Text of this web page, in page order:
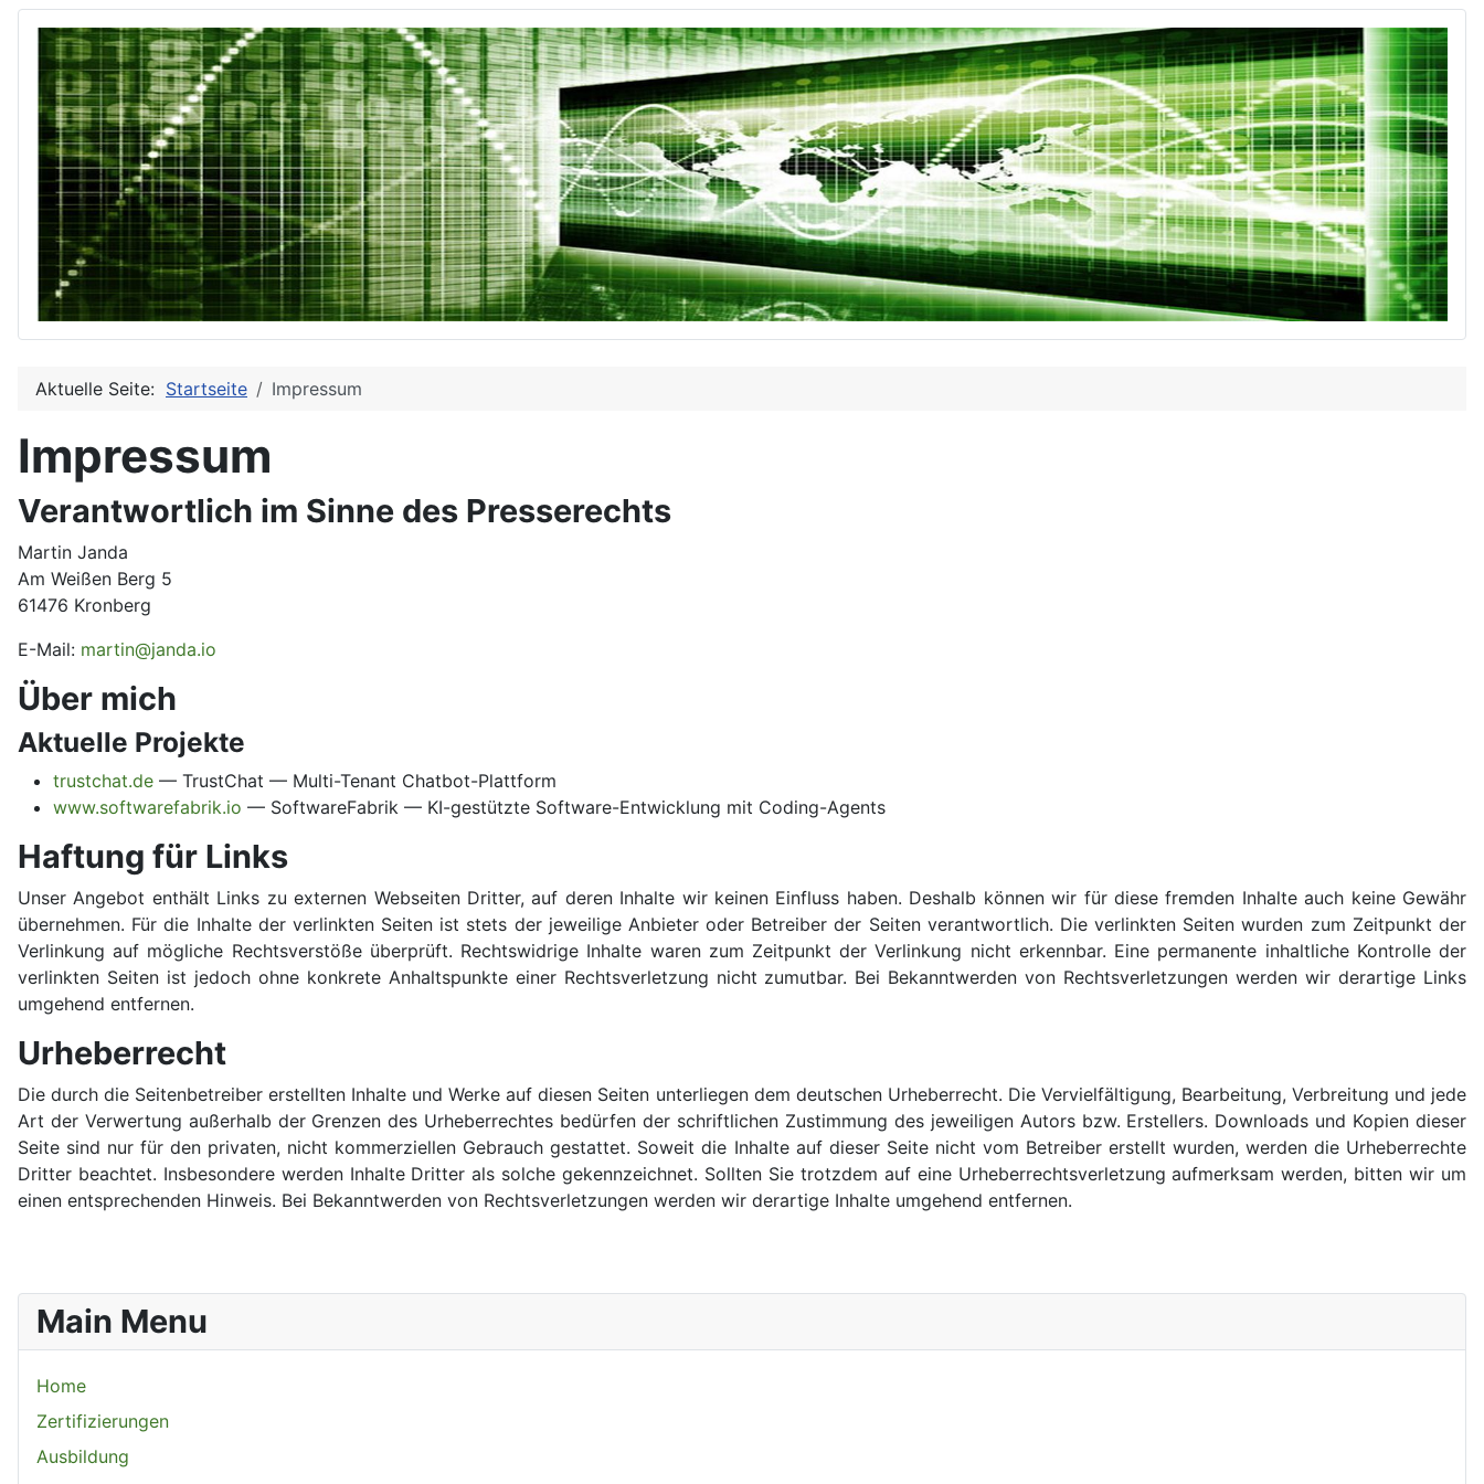
Aktuelle Seite: Startseite Impressum
Impressum
Verantwortlich im Sinne des Presserechts
Martin Janda
Am Weißen Berg 5
61476 Kronberg
E-Mail: martin@janda.io
Über mich
Aktuelle Projekte
trustchat.de — TrustChat — Multi-Tenant Chatbot-Plattform
www.softwarefabrik.io — SoftwareFabrik — KI-gestützte Software-Entwicklung mit Coding-Agents
Haftung für Links
Unser Angebot enthält Links zu externen Webseiten Dritter, auf deren Inhalte wir keinen Einfluss haben. Deshalb können wir für diese fremden Inhalte auch keine Gewähr
übernehmen. Für die Inhalte der verlinkten Seiten ist stets der jeweilige Anbieter oder Betreiber der Seiten verantwortlich. Die verlinkten Seiten wurden zum Zeitpunkt der
Verlinkung auf mögliche Rechtsverstöße überprüft. Rechtswidrige Inhalte waren zum Zeitpunkt der Verlinkung nicht erkennbar. Eine permanente inhaltliche Kontrolle der
verlinkten Seiten ist jedoch ohne konkrete Anhaltspunkte einer Rechtsverletzung nicht zumutbar. Bei Bekanntwerden von Rechtsverletzungen werden wir derartige Links
umgehend entfernen.
Urheberrecht
Die durch die Seitenbetreiber erstellten Inhalte und Werke auf diesen Seiten unterliegen dem deutschen Urheberrecht. Die Vervielfältigung, Bearbeitung, Verbreitung und jede
Art der Verwertung außerhalb der Grenzen des Urheberrechtes bedürfen der schriftlichen Zustimmung des jeweiligen Autors bzw. Erstellers. Downloads und Kopien dieser
Seite sind nur für den privaten, nicht kommerziellen Gebrauch gestattet. Soweit die Inhalte auf dieser Seite nicht vom Betreiber erstellt wurden, werden die Urheberrechte
Dritter beachtet. Insbesondere werden Inhalte Dritter als solche gekennzeichnet. Sollten Sie trotzdem auf eine Urheberrechtsverletzung aufmerksam werden, bitten wir um
einen entsprechenden Hinweis. Bei Bekanntwerden von Rechtsverletzungen werden wir derartige Inhalte umgehend entfernen.
Main Menu
Home
Zertifizierungen
Ausbildung